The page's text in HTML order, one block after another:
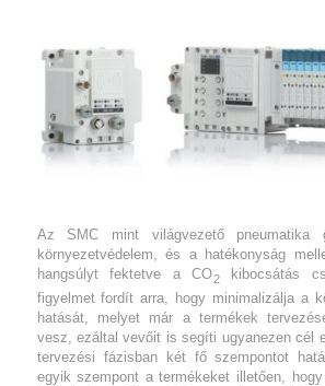
Az SMC mint világvezető pneumatika
környezetvédelem, és a hatékonyság
hangsúlyt fektetve a CO2kibocsátás
figyelmet fordít arra, hogy minimalizálja a
hatását, melyet már a termékek
vesz, ezáltal vevőit is segíti ugyanezen cél
tervezési fázisban két fő szempontot
egyik szempont a termékeket illetően,